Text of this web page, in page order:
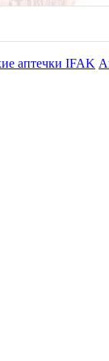
аптечки IFAK